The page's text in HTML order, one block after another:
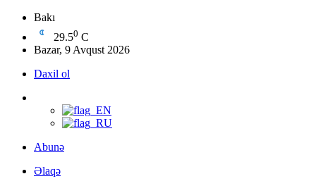
Bakı
29.50 C
Bazar, 9 Avqust 2026
Daxil ol
Abunə
Əlaqə